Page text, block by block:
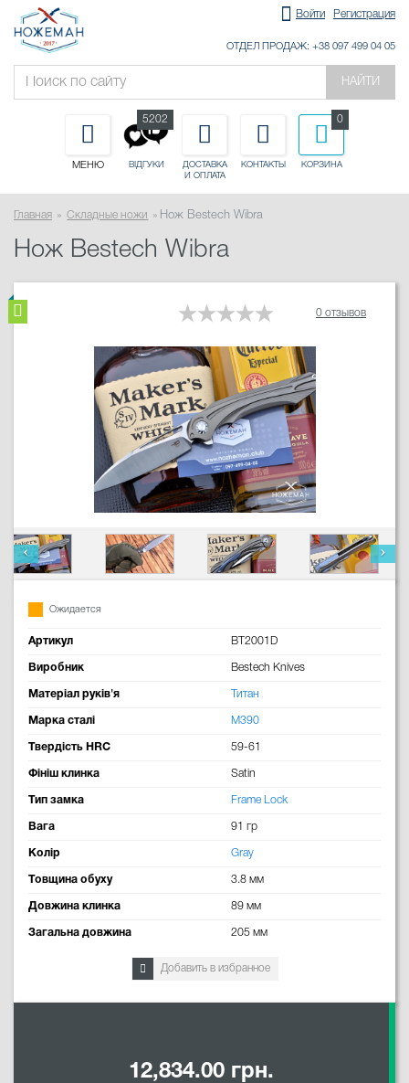
Войти Регистрация
ОТДЕЛ ПРОДАЖ: +38 097 499 04 05
НАЙТИ
МЕНЮ ВІДГУКИ
5202
ДОСТАВКА
И ОПЛАТА
КОНТАКТЫ КОРЗИНА
0
Главная Складные ножи Нож Bestech Wibra
Нож Bestech Wibra
0 отзывов
Ожидается
Артикул BT2001D
Виробник Bestech Knives
Матеріал руків'я Титан
Марка сталі M390
Твердість HRC 59-61
Фініш клинка Satin
Тип замка Frame Lock
Вага 91 гр
Колір Gray
Товщина обуху 3.8 мм
Довжина клинка 89 мм
Загальна довжина 205 мм
Добавить в избранное
12,834.00 грн.